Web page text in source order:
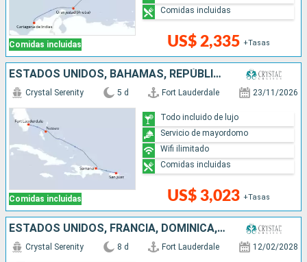
Comidas incluidas US$ 2,335 +Tasas
Comidas incluidas
ESTADOS UNIDOS, BAHAMAS, REPÚBLICA DOMINICANA, PUERTO RICO
Comidas incluidas
Crystal Serenity 5 d Fort Lauderdale 23/11/2026
US$ 3,023 +Tasas
Todo incluido de lujo
Servicio de mayordomo
Wifi ilimitado
Comidas incluidas
ESTADOS UNIDOS, FRANCIA, DOMINICA, PUERTO RICO
Crystal Serenity 8 d Fort Lauderdale 12/02/2028